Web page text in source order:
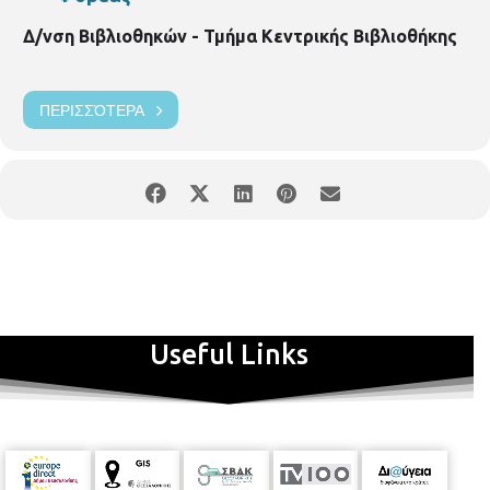
Δ/νση Βιβλιοθηκών - Τμήμα Κεντρικής Βιβλιοθήκης
ΠΕΡΙΣΣΌΤΕΡΑ
Useful Links